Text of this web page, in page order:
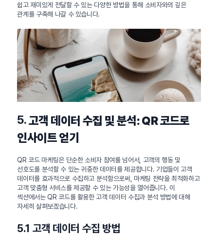
쉽고 재미있게 전달할 수 있는 다양한 방법을 통해 소비자와의 깊은
관계를 구축해 나갈 수 있습니다.
5.고객 데이터 수집 및 분석: QR 코드로
인사이트 얻기
QR 코드 마케팅은 단순한 소비자 참여를 넘어서, 고객의 행동 및
선호도를 분석할 수 있는 귀중한 데이터를 제공합니다. 기업들이 고객
데이터를 효과적으로 수집하고 분석함으로써, 마케팅 전략을 최적화하고
고객 맞춤형 서비스를 제공할 수 있는 가능성을 열어줍니다. 이
섹션에서는 QR 코드를 활용한 고객 데이터 수집과 분석 방법에 대해
자세히 살펴보겠습니다.
5.1 고객 데이터 수집 방법